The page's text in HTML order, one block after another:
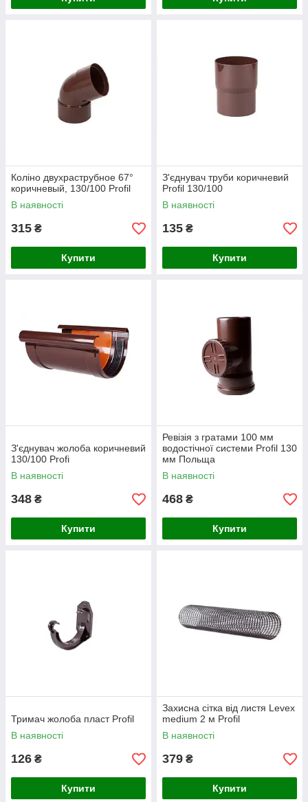
Коліно двухраструбное 67°
коричневый, 130/100 Profil
В наявності
315 ₴
Купити
З'єднувач труби коричневий
Profil 130/100
В наявності
135 ₴
Купити
З'єднувач жолоба коричневий
130/100 Profi
В наявності
348 ₴
Купити
Ревізія з гратами 100 мм
водостічної системи Profil 130
мм Польща
В наявності
468 ₴
Купити
Тримач жолоба пласт Profil
В наявності
126 ₴
Купити
Захисна сітка від листя Levex
medium 2 м Profil
В наявності
379 ₴
Купити